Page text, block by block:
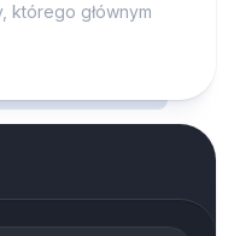
którego głównym